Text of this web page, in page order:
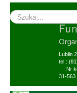
Wyszukiwarka
–
Lublin
tel.:
Nr
31-563